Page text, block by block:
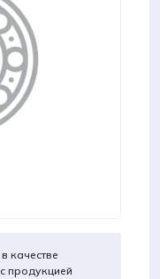
качестве
продукцией